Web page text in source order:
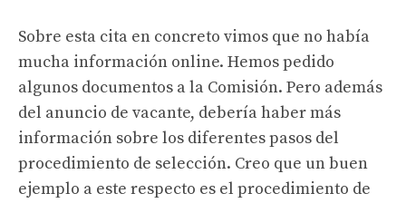
Sobre esta cita en concreto vimos que no había
mucha información online. Hemos pedido
algunos documentos a la Comisión. Pero además
del anuncio de vacante, debería haber más
información sobre los diferentes pasos del
procedimiento de selección. Creo que un buen
ejemplo a este respecto es el procedimiento de